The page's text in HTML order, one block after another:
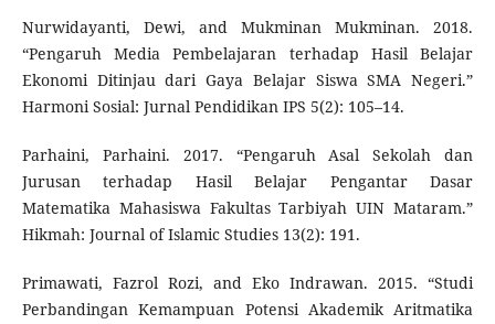
Nurwidayanti, Dewi, and Mukminan Mukminan. 2018.
“Pengaruh Media Pembelajaran terhadap Hasil Belajar
Ekonomi Ditinjau dari Gaya Belajar Siswa SMA Negeri.”
Harmoni Sosial: Jurnal Pendidikan IPS 5(2): 105–14.
Parhaini, Parhaini. 2017. “Pengaruh Asal Sekolah dan
Jurusan terhadap Hasil Belajar Pengantar Dasar
Matematika Mahasiswa Fakultas Tarbiyah UIN Mataram.”
Hikmah: Journal of Islamic Studies 13(2): 191.
Primawati, Fazrol Rozi, and Eko Indrawan. 2015. “Studi
Perbandingan Kemampuan Potensi Akademik Aritmatika